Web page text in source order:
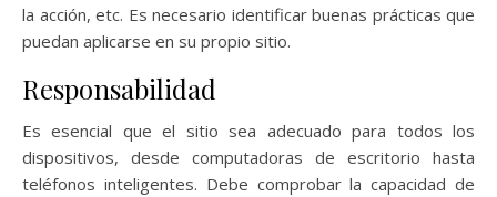
la acción, etc. Es necesario identificar buenas prácticas que
puedan aplicarse en su propio sitio.
Responsabilidad
Es esencial que el sitio sea adecuado para todos los
dispositivos, desde computadoras de escritorio hasta
teléfonos inteligentes. Debe comprobar la capacidad de